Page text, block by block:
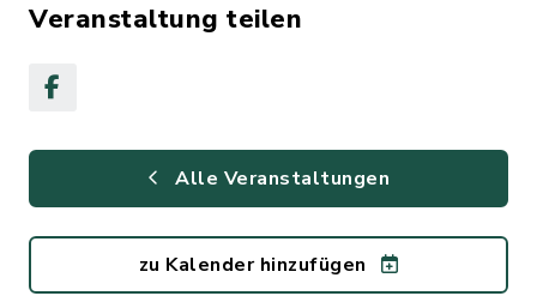
Veranstaltung teilen
Alle Veranstaltungen
zu Kalender hinzufügen